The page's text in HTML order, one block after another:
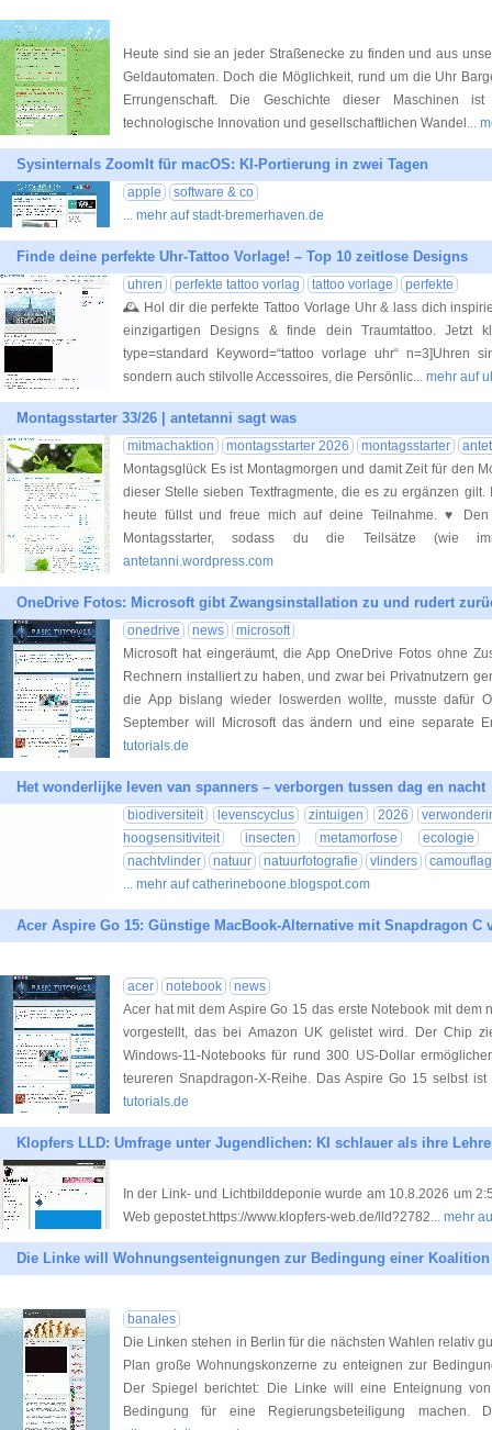
Heute sind sie an jeder Straßenecke zu finden und aus
Geldautomaten. Doch die Möglichkeit, rund um die Uhr
Errungenschaft. Die Geschichte dieser Maschinen
technologische Innovation und gesellschaftlichen Wandel ...
Sysinternals ZoomIt für macOS: KI-Portierung in zwei Tagen
apple
software & co
... mehr auf stadt-bremerhaven.de
Finde deine perfekte Uhr-Tattoo Vorlage! – Top 10 zeitlose Designs
uhren perfekte tattoo vorlag tattoo vorlage
perfekte
🕰️ Hol dir die perfekte Tattoo Vorlage Uhr & lass dich
einzigartigen Designs & finde dein Traumtattoo. Jetzt
type=standard Keyword=“tattoo vorlage uhr“ n=3]Uhren
sondern auch stilvolle Accessoires, die Persönlic... mehr auf
Montagsstarter 33/26 | antetanni sagt was
mitmachaktion montagsstarter 2026 montagsstarter
Montagsglück Es ist Montagmorgen und damit Zeit für den
dieser Stelle sieben Textfragmente, die es zu ergänzen
heute füllst und freue mich auf deine Teilnahme. ♥
Montagsstarter, sodass du die Teilsätze (wie
antetanni.wordpress.com
OneDrive Fotos: Microsoft gibt Zwangsinstallation zu und rudert
onedrive news
microsoft
Microsoft hat eingeräumt, die App OneDrive Fotos ohne
Rechnern installiert zu haben, und zwar bei Privatnutzern
die App bislang wieder loswerden wollte, musste dafür
September will Microsoft das ändern und eine separate
tutorials.de
Het wonderlijke leven van spanners – verborgen tussen dag en nacht
biodiversiteit levenscyclus zintuigen 2026
hoogsensitiviteit
insecten metamorfose
ecologie
nachtvlinder
natuur natuurfotografie vlinders
... mehr auf catherineboone.blogspot.com
Acer Aspire Go 15: Günstige MacBook-Alternative mit Snapdragon C
acer notebook
news
Acer hat mit dem Aspire Go 15 das erste Notebook mit dem
vorgestellt, das bei Amazon UK gelistet wird. Der Chip
Windows-11-Notebooks für rund 300 US-Dollar
teureren Snapdragon-X-Reihe. Das Aspire Go 15 selbst
tutorials.de
Klopfers LLD: Umfrage unter Jugendlichen: KI schlauer als ihre
In der Link- und Lichtbilddeponie wurde am 10.8.2026 um
Web gepostet.https://www.klopfers-web.de/lld?2782... mehr
Die Linke will Wohnungsenteignungen zur Bedingung einer
banales
Die Linken stehen in Berlin für die nächsten Wahlen relativ
Plan große Wohnungskonzerne zu enteignen zur
Der Spiegel berichtet: Die Linke will eine Enteignung
Bedingung für eine Regierungsbeteiligung machen.